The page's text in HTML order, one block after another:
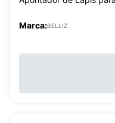
Marca:BELLIZ